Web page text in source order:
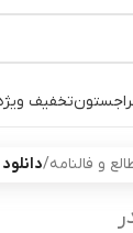
تخفیف
و فالنامه/